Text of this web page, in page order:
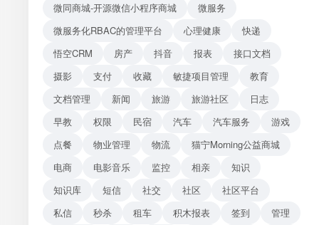
微同商城-开源微信小程序商城
微服务
微服务化RBAC的管理平台
心理健康
快递
悟空CRM
房产 抖音 报表
接口文档
摄影
支付 收藏 敏捷项目管理
教育
文档管理
新闻 旅游 旅游社区
日志
早教
权限 民宿 汽车 汽车服务
游戏
点餐
物业管理 物流
猫宁Morning公益商城
电商
电影音乐 监控 相亲
知识
知识库
短信 社交 社区
社区平台
私信
秒杀 租车 积木报表 签到
管理